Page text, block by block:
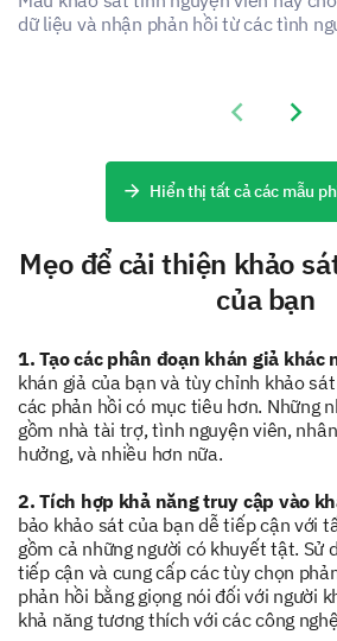
Recognition
What aspects of the volunteer
find most valuable? Check all
Skill Development
Networking
Personal Fulfillment
Making a Difference
Other:
Please describe any
while volunteering.
dữ liệu và nhận phản hồi từ các tình
Previous slide
Next
Hiển thị tất cả các mẫu
Mẹo để cải thiện khảo
của bạn
1. Tạo các phân đoạn khán giả khác
khán giả của bạn và tùy chỉnh khảo
các phản hồi có mục tiêu hơn. Những
gồm nhà tài trợ, tình nguyện viên,
hưởng, và nhiều hơn nữa.
2. Tích hợp khả năng truy cập vào
bảo khảo sát của bạn dễ tiếp cận với
gồm cả những người có khuyết tật. Sử
tiếp cận và cung cấp các tùy chọn
phản hồi bằng giọng nói đối với người
khả năng tương thích với các công